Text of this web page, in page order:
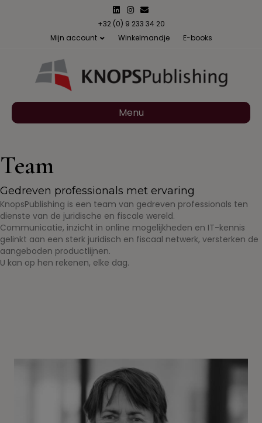
LinkedinInstagram
Email
+32 (0) 9 233 34 20
Mijn account
Winkelmandje E-books
Menu
Team
Gedreven professionals met ervaring
KnopsPublishing is een team van gedreven professionals ten
dienste van de juridische en fiscale wereld.
Communicatie, inzicht in online mogelijkheden en IT-kennis
gelinkt aan een sterk juridisch en fiscaal netwerk, versterken de
aangeboden productlijnen.
U kan op hen rekenen, elke dag.